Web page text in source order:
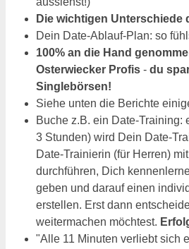
Die wichtigen Unterschiede
Dein Date-Ablauf-Plan: so
100% an die Hand
Osterwiecker Profis - du
Singlebörsen!
Siehe unten die Berichte
Buche z.B. ein Date-Training:
3 Stunden) wird Dein Date-
Date-Trainierin (für Herren)
durchführen, Dich
geben und darauf einen
erstellen. Erst dann
weitermachen möchtest.
"Alle 11 Minuten verliebt sich